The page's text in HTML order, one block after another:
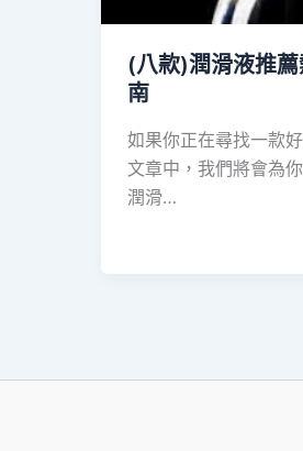
(八款)潤滑液推
南
如果你正在尋找一款
文章中，我們將會為
潤滑…